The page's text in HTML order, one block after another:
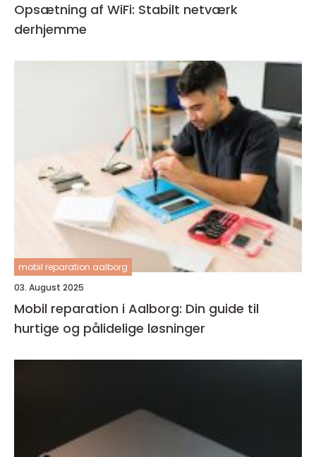
Opsætning af WiFi: Stabilt netværk
derhjemme
mobil reparation aalborg
03. August 2025
Mobil reparation i Aalborg: Din guide til
hurtige og pålidelige løsninger